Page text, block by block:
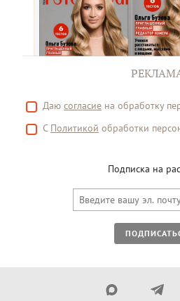
Даю согласие на обработку
С Политикой обработки
Подписка на